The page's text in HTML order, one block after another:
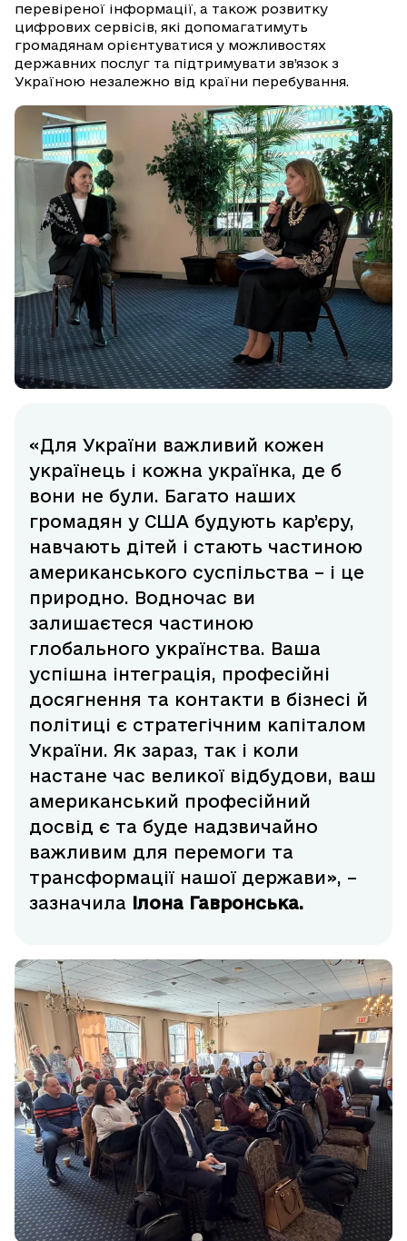
перевіреної інформації, а також розвитку
цифрових сервісів, які допомагатимуть
громадянам орієнтуватися у можливостях
державних послуг та підтримувати зв’язок з
Україною незалежно від країни перебування.
«Для України важливий кожен
українець і кожна українка, де б
вони не були. Багато наших
громадян у США будують кар’єру,
навчають дітей і стають частиною
американського суспільства – і це
природно. Водночас ви
залишаєтеся частиною
глобального українства. Ваша
успішна інтеграція, професійні
досягнення та контакти в бізнесі й
політиці є стратегічним капіталом
України. Як зараз, так і коли
настане час великої відбудови, ваш
американський професійний
досвід є та буде надзвичайно
важливим для перемоги та
трансформації нашої держави», –
зазначила Ілона Гавронська.